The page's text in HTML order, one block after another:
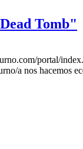
Tomb"
portal/
a nos hacemos